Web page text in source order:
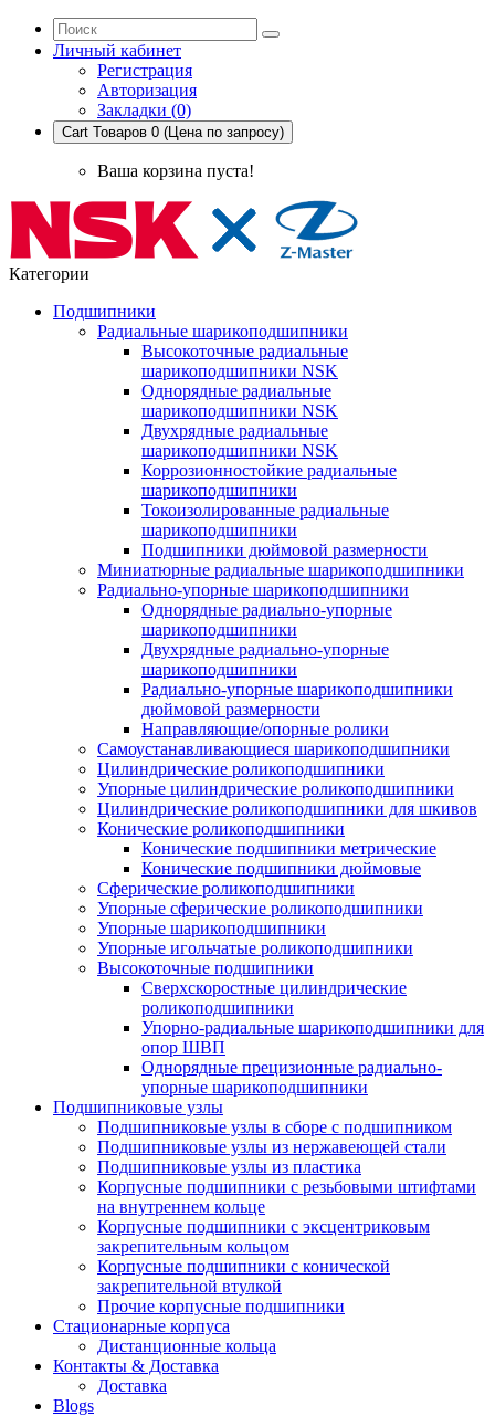
Личный кабинет
Регистрация
Авторизация
Закладки (0)
Cart Товаров 0 (Цена по запросу)
Ваша корзина пуста!
Категории
Подшипники
Радиальные шарикоподшипники
Высокоточные радиальные
шарикоподшипники NSK
Однорядные радиальные
шарикоподшипники NSK
Двухрядные радиальные
шарикоподшипники NSK
Коррозионностойкие радиальные
шарикоподшипники
Токоизолированные радиальные
шарикоподшипники
Подшипники дюймовой размерности
Миниатюрные радиальные шарикоподшипники
Радиально-упорные шарикоподшипники
Однорядные радиально-упорные
шарикоподшипники
Двухрядные радиально-упорные
шарикоподшипники
Радиально-упорные шарикоподшипники
дюймовой размерности
Направляющие/опорные ролики
Самоустанавливающиеся шарикоподшипники
Цилиндрические роликоподшипники
Упорные цилиндрические роликоподшипники
Цилиндрические роликоподшипники для шкивов
Конические роликоподшипники
Конические подшипники метрические
Конические подшипники дюймовые
Сферические роликоподшипники
Упорные сферические роликоподшипники
Упорные шарикоподшипники
Упорные игольчатые роликоподшипники
Высокоточные подшипники
Сверхскоростные цилиндрические
роликоподшипники
Упорно-радиальные шарикоподшипники для
опор ШВП
Однорядные прецизионные радиально-
упорные шарикоподшипники
Подшипниковые узлы
Подшипниковые узлы в сборе с подшипником
Подшипниковые узлы из нержавеющей стали
Подшипниковые узлы из пластика
Корпусные подшипники с резьбовыми штифтами
на внутреннем кольце
Корпусные подшипники с эксцентриковым
закрепительным кольцом
Корпусные подшипники с конической
закрепительной втулкой
Прочие корпусные подшипники
Стационарные корпуса
Дистанционные кольца
Контакты & Доставка
Доставка
Blogs